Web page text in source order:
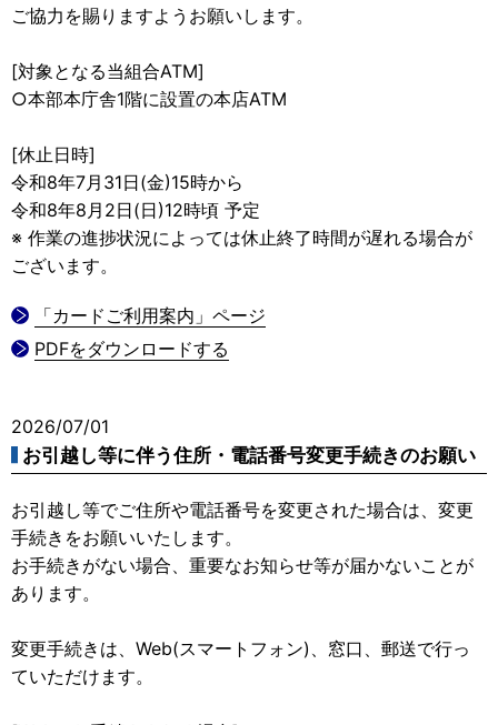
ご協力を賜りますようお願いします。
[対象となる当組合ATM]
○本部本庁舎1階に設置の本店ATM
[休止日時]
令和8年7月31日(金)15時から
令和8年8月2日(日)12時頃 予定
※ 作業の進捗状況によっては休止終了時間が遅れる場合が
ございます。
「カードご利用案内」ページ
PDFをダウンロードする
2026/07/01
お引越し等に伴う住所・電話番号変更手続きのお願い
お引越し等でご住所や電話番号を変更された場合は、変更
手続きをお願いいたします。
お手続きがない場合、重要なお知らせ等が届かないことが
あります。
変更手続きは、Web(スマートフォン)、窓口、郵送で行っ
ていただけます。